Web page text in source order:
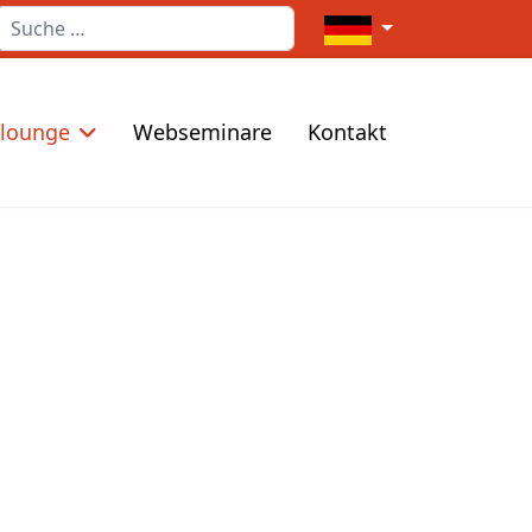
Sprache auswählen
Webseminare Kontakt